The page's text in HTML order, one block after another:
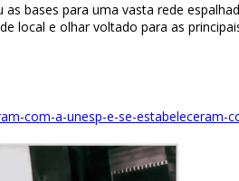
bases para uma vasta rede
local e olhar voltado para as
com-a-unesp-e-se-